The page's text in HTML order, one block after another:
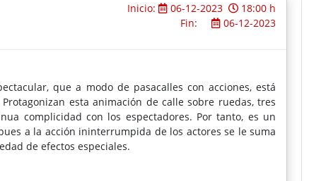
Inicio: 06-12-2023
18:00 h
Fin:
06-12-2023
que a modo de pasacalles con acciones, está
esta animación de calle sobre ruedas, tres
complicidad con los espectadores. Por tanto, es un
a la acción ininterrumpida de los actores se le suma
de efectos especiales.